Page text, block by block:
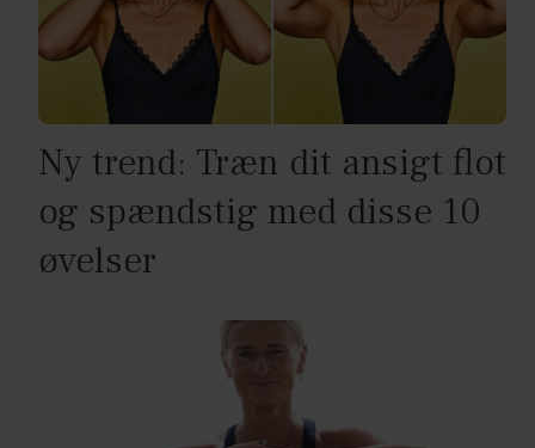
Ny trend: Træn dit ansigt flot
og spændstig med disse 10
øvelser